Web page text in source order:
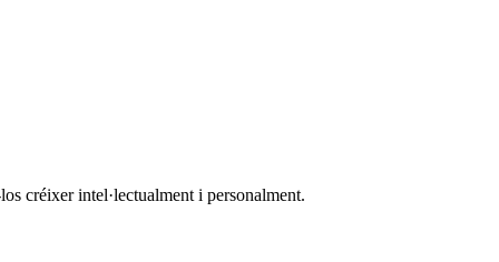
créixer intel·lectualment i personalment.